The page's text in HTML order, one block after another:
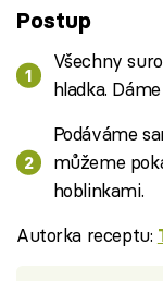
Postup
Všechny
hladka.
Podáváme
můžeme
hoblinkami.
Autorka receptu: